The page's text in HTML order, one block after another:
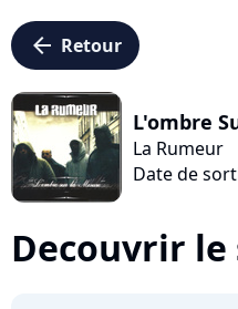
arrow_left Retour
L'ombre
La Rumeur
Date de
Decouvrir le